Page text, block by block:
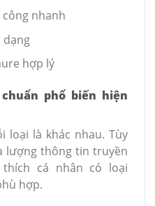
công nhanh
dạng
hợp lý
phổ biến hiện
loại là khác nhau. Tùy
lượng thông tin truyền
cá nhân có loại
hợp.